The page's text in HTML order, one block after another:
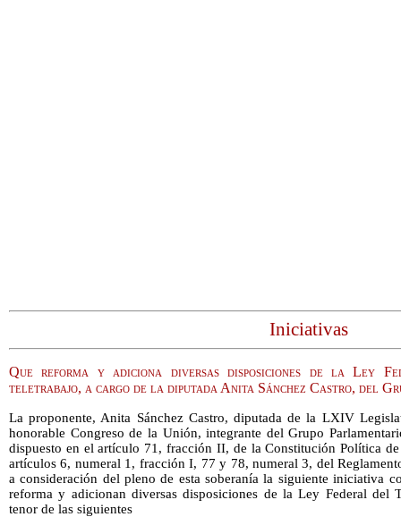
Iniciativas
Que reforma y adiciona diversas disposiciones de la Ley
teletrabajo, a cargo de la diputada Anita Sánchez Castro, del
La proponente, Anita Sánchez Castro, diputada de la LXIV
honorable Congreso de la Unión, integrante del Grupo
dispuesto en el artículo 71, fracción II, de la Constitución Política
artículos 6, numeral 1, fracción I, 77 y 78, numeral 3, del
a consideración del pleno de esta soberanía la siguiente iniciativa
reforma y adicionan diversas disposiciones de la Ley Federal del
tenor de las siguientes